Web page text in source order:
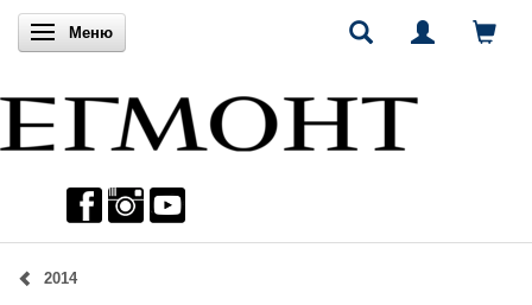
Включи навигацията
Меню
2014